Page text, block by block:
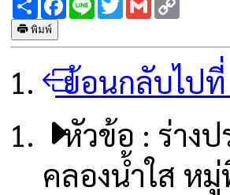
พิมพ์
ย้อนกลับไปที่
หัวข้อ : ร่าง
คลองน้ำใส ห